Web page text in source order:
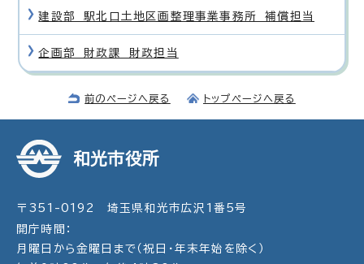
建設部 駅北口土地区画整理事業事務所 補償担当
企画部 財政課 財政担当
前のページへ戻る トップページへ戻る
和光市役所
〒351-0192 埼玉県和光市広沢1番5号
開庁時間：
月曜日から金曜日まで（祝日・年末年始を除く）